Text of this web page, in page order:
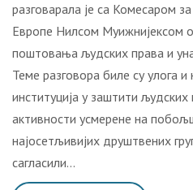
разговарала је са Комесаром
Европе Нилсом Муижнијексом
поштовања људских права и
Теме разговора биле су улога
институција у заштити
активности усмерене на
најосетљивијих друштвених
сагласили…